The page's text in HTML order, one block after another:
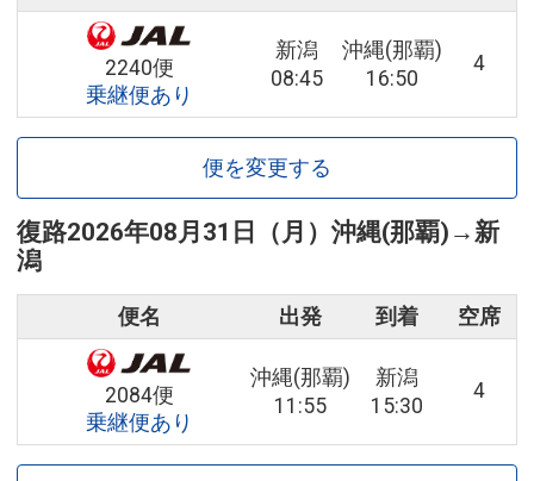
2240便
乗継便あり
新潟
08:45
沖縄(那覇)
16:50
4
便を変更する
復路2026年08月31日（月） 沖縄(那覇) →新
潟
便名 出発 到着 空席
2084便
乗継便あり
沖縄(那覇)
11:55
新潟
15:30
4